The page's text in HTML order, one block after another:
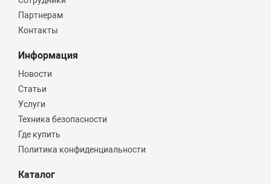
Партнерам
Контакты
Информация
Новости
Статьи
Услуги
Техника безопасности
Где купить
Политика конфиденциальности
Каталог